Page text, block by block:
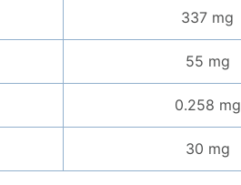
337 mg
55 mg
0.258 mg
30 mg